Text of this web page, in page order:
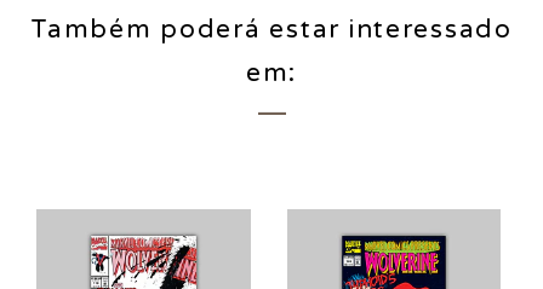
Também poderá estar interessado
em: